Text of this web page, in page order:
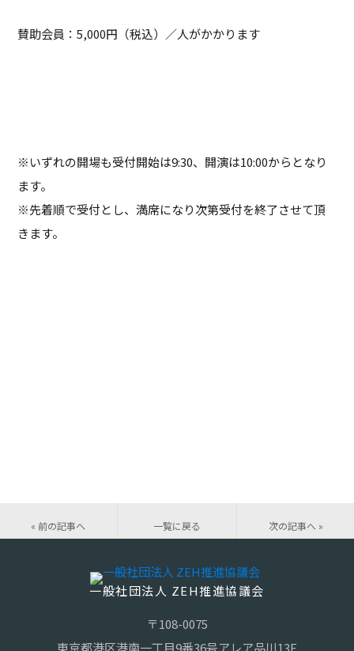
賛助会員：5,000円（税込）／人がかかります
※いずれの開場も受付開始は9:30、開演は10:00からとなり
ます。
※先着順で受付とし、満席になり次第受付を終了させて頂
きます。
« 前の記事へ 一覧に戻る 次の記事へ »
一般社団法人 ZEH推進協議会
〒108-0075
東京都港区港南一丁目9番36号アレア品川13F